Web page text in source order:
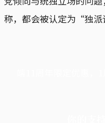
称，都会被认定为“独派